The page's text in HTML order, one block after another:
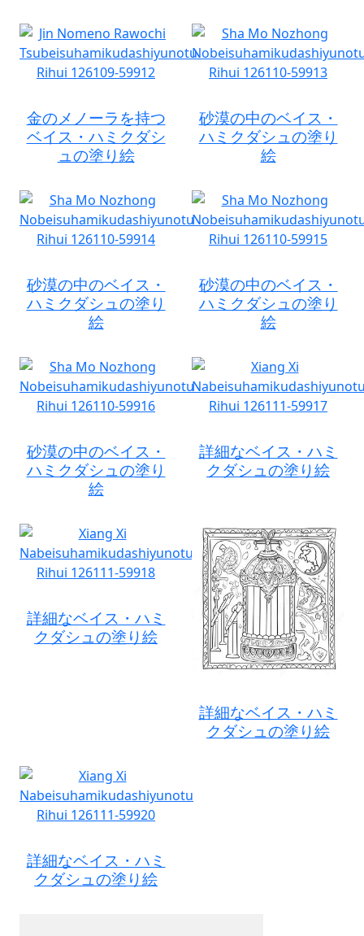
金のメノーラを持つ
ベイス・ハミクダシ
ュの塗り絵
砂漠の中のベイス・
ハミクダシュの塗り
絵
砂漠の中のベイス・
ハミクダシュの塗り
絵
砂漠の中のベイス・
ハミクダシュの塗り
絵
砂漠の中のベイス・
ハミクダシュの塗り
絵
詳細なベイス・ハミ
クダシュの塗り絵
詳細なベイス・ハミ
クダシュの塗り絵
詳細なベイス・ハミ
クダシュの塗り絵
詳細なベイス・ハミ
クダシュの塗り絵